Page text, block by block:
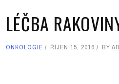
LÉČBA
ONKOLOGIE ŘÍJEN 15, 2016 BY